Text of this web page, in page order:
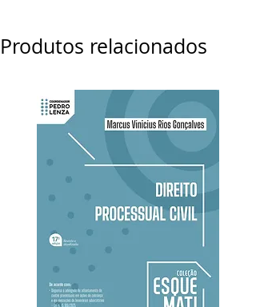
Produtos relacionados